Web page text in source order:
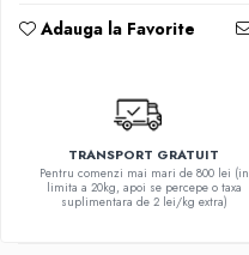
Adauga la Favorite
TRANSPORT GRATUIT
Pentru comenzi mai mari de 800 lei (in
limita a 20kg, apoi se percepe o taxa
suplimentara de 2 lei/kg extra)